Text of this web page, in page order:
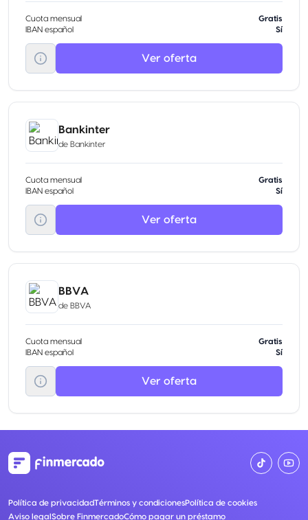
Cuota mensual
Gratis
IBAN español
Sí
Ver oferta
Bankinter
de Bankinter
Cuota mensual
Gratis
IBAN español
Sí
Ver oferta
BBVA
de BBVA
Cuota mensual
Gratis
IBAN español
Sí
Ver oferta
Política de privacidadTérminos y condicionesPolítica de cookies
Aviso legalSobre FinmercadoCómo pagar un préstamo